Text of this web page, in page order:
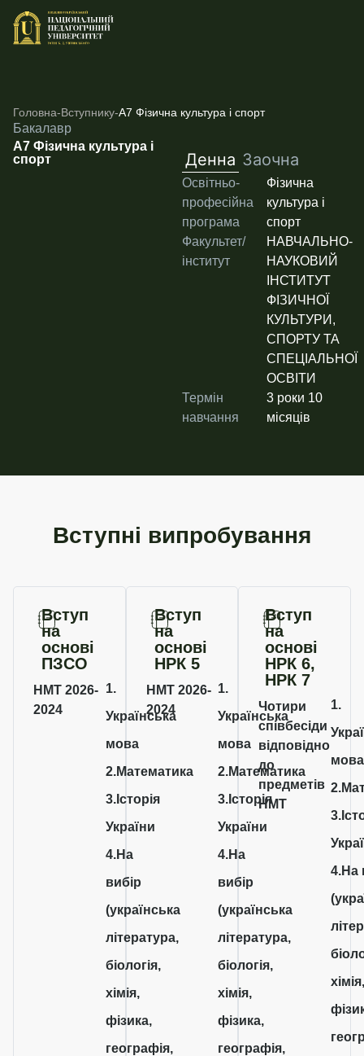
Головна-Вступнику-А7 Фізична культура і спорт
Бакалавр
А7 Фізична культура і
спорт
Денна Заочна
Освітньо-
професійна
програма
Фізична
культура і
спорт
Факультет/
інститут
НАВЧАЛЬНО-
НАУКОВИЙ
ІНСТИТУТ
ФІЗИЧНОЇ
КУЛЬТУРИ,
СПОРТУ ТА
СПЕЦІАЛЬНОЇ
ОСВІТИ
Термін
навчання
3 роки 10
місяців
Вступні випробування
Вступ
на
основі
ПЗСО
НМТ 2026-
2024
1.
Українська
мова
2.Математика
3.Історія
України
4.На
вибір
(українська
література,
біологія,
хімія,
фізика,
географія,
Вступ
на
основі
НРК 5
НМТ 2026-
2024
1.
Українська
мова
2.Математика
3.Історія
України
4.На
вибір
(українська
література,
біологія,
хімія,
фізика,
географія,
Вступ
на
основі
НРК 6,
НРК 7
Чотири
співбесіди
відповідно
до
предметів
НМТ
1.
мова
4.На